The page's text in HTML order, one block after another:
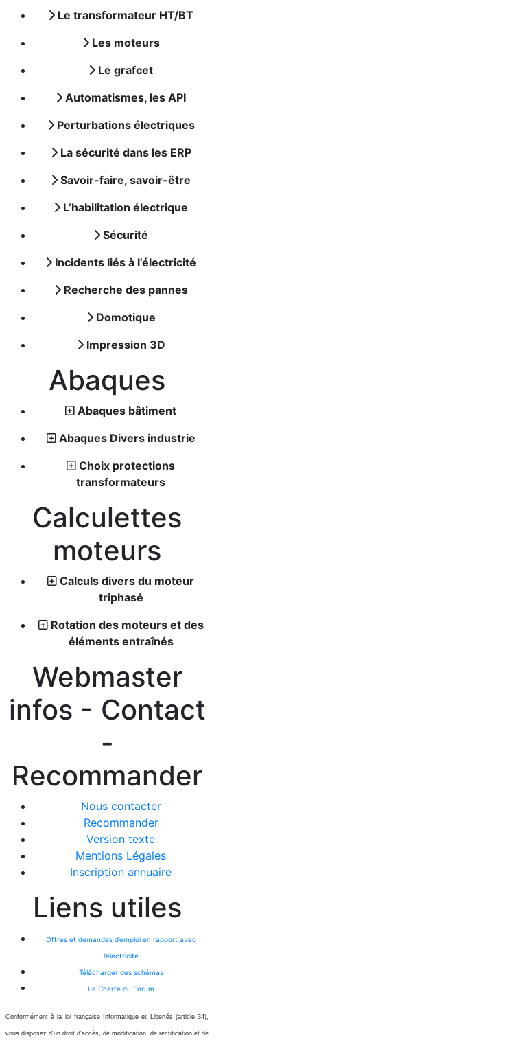
Le transformateur HT/BT
Les moteurs
Le grafcet
Automatismes, les API
Perturbations électriques
La sécurité dans les ERP
Savoir-faire, savoir-être
L’habilitation électrique
Sécurité
Incidents liés à l’électricité
Recherche des pannes
Domotique
Impression 3D
Abaques
Abaques bâtiment
Abaques Divers industrie
Choix protections
transformateurs
Calculettes
moteurs
Calculs divers du moteur
triphasé
Rotation des moteurs et des
éléments entraînés
Webmaster
infos - Contact
-
Recommander
Nous contacter
Recommander
Version texte
Mentions Légales
Inscription annuaire
Liens utiles
Offres et demandes d’emploi en rapport avec
l’électricité
Télécharger des schémas
La Charte du Forum
Conformément à la loi française Informatique et Libertés (article 34),
vous disposez d'un droit d'accès, de modification, de rectification et de